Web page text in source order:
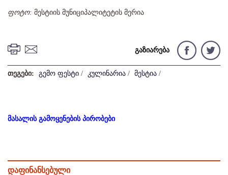
ფოტო: მესტიის მუნიციპალიტეტის მერია
გაზიარება
თეგები: გემო ფესტი / კულინარია / მესტია /
მასალის გამოყენების პირობები
დაფინანსებული